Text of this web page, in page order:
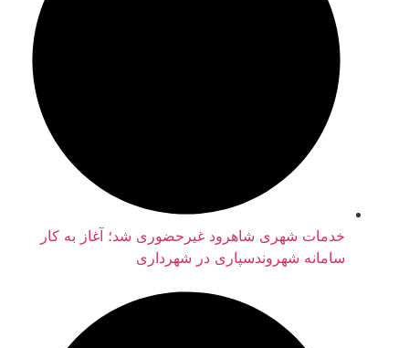
خدمات شهری شاهرود غیرحضوری شد؛ آغاز به کار
سامانه شهروندسپاری در شهرداری